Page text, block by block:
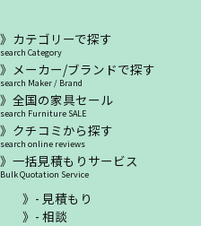
カテゴリーで探す
search Category
メーカー/ブランドで探す
search Maker / Brand
全国の家具セール
search Furniture SALE
クチコミから探す
search online reviews
一括見積もりサービス
Bulk Quotation Service
- 見積もり
- 相談